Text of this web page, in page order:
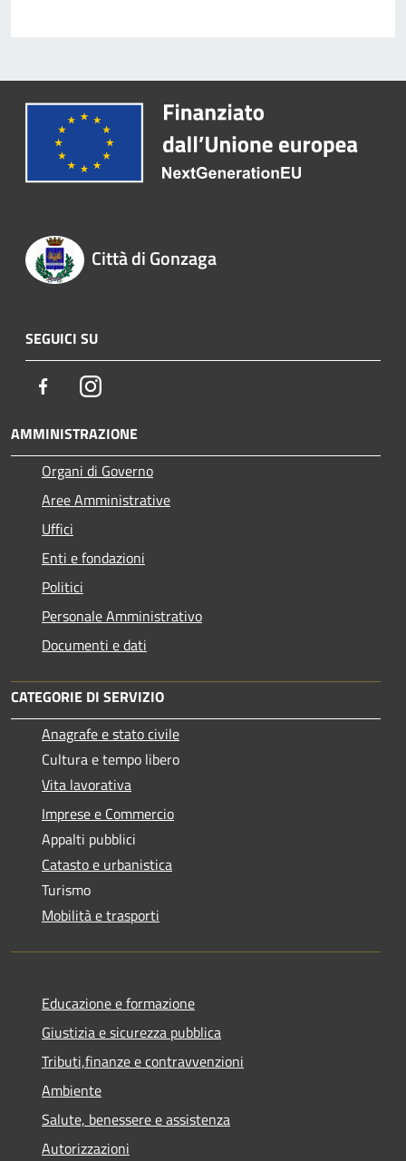
Città di Gonzaga
SEGUICI SU
FacebookInstagram
AMMINISTRAZIONE
Organi di Governo
Aree Amministrative
Uffici
Enti e fondazioni
Politici
Personale Amministrativo
Documenti e dati
CATEGORIE DI SERVIZIO
Anagrafe e stato civile
Cultura e tempo libero
Vita lavorativa
Imprese e Commercio
Appalti pubblici
Catasto e urbanistica
Turismo
Mobilità e trasporti
Educazione e formazione
Giustizia e sicurezza pubblica
Tributi,finanze e contravvenzioni
Ambiente
Salute, benessere e assistenza
Autorizzazioni